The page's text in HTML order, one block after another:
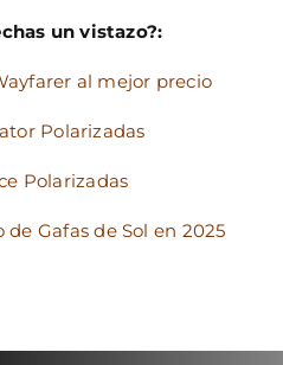
un vistazo?:
al mejor precio
Polarizadas
Polarizadas
Gafas de Sol en 2025